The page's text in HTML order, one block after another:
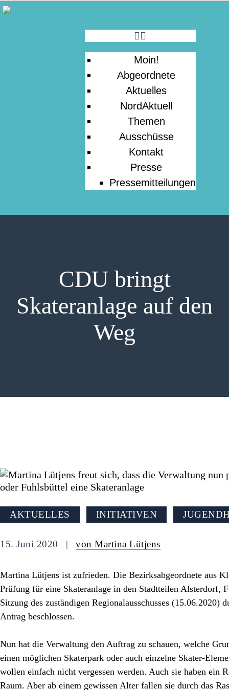
Moin!
Abgeordnete
Aktuelles
NordAktuell
Themen
Ausschüsse
Kontakt
Presse
Pressemitteilungen
CDU bringt
Skateranlage auf den
Weg
MOIN!
ABGEORDNETE
AKTUELLES
NORDAKTUELL
THEMEN
AUSSCHÜSSE
AKTUELLES INITIATIVEN
15. Juni 2020 von Martina Lütjens
Martina Lütjens ist zufrieden. Die Bezirksabgeordnete aus
Prüfung für eine Skateranlage in den Stadtteilen Alsterdorf,
Sitzung des zuständigen Regionalausschusses
Antrag beschlossen.
Nun hat die Verwaltung den Auftrag zu schauen, welche
einen möglichen Skaterpark oder auch einzelne Skater-
wollen einfach nicht vergessen werden. Auch sie haben ein
Raum. Aber ab einem gewissen Alter fallen sie durch das